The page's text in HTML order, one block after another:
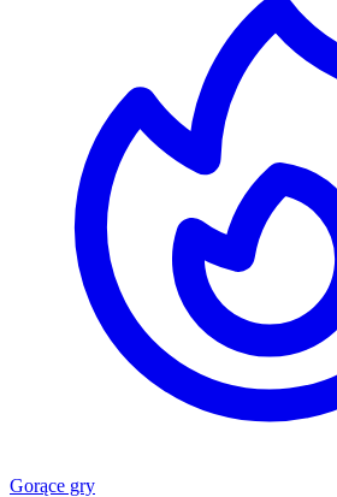
Gorące gry